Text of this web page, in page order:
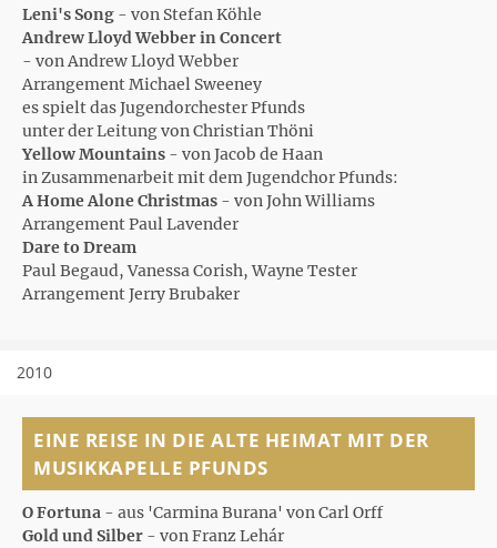
Leni's Song - von Stefan Köhle
Andrew Lloyd Webber in Concert
- von Andrew Lloyd Webber
Arrangement Michael Sweeney
es spielt das Jugendorchester Pfunds
unter der Leitung von Christian Thöni
Yellow Mountains - von Jacob de Haan
in Zusammenarbeit mit dem Jugendchor Pfunds:
A Home Alone Christmas - von John Williams
Arrangement Paul Lavender
Dare to Dream
Paul Begaud, Vanessa Corish, Wayne Tester
Arrangement Jerry Brubaker
2010
EINE REISE IN DIE ALTE HEIMAT MIT DER
MUSIKKAPELLE PFUNDS
O Fortuna - aus 'Carmina Burana' von Carl Orff
Gold und Silber - von Franz Lehár